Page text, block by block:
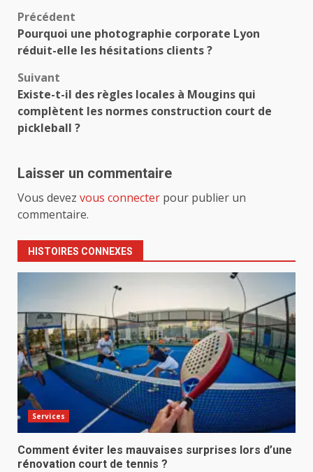
Navigation
d’article
Précédent
Pourquoi une photographie corporate Lyon
réduit-elle les hésitations clients ?
Suivant
Existe-t-il des règles locales à Mougins qui
complètent les normes construction court de
pickleball ?
Laisser un commentaire
Vous devez vous connecter pour publier un
commentaire.
HISTOIRES CONNEXES
Services
Comment éviter les mauvaises surprises lors d’une
rénovation court de tennis ?